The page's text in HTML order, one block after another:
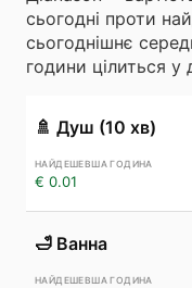
сьогодні проти
сьогоднішнє
години цілиться у
🚿 Душ (10 хв)
€ 0.01
🛁 Ванна